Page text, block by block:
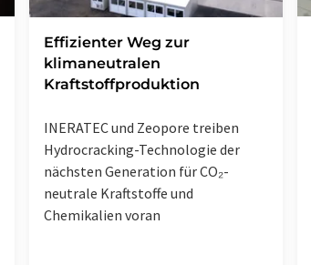
Effizienter Weg zur
klimaneutralen
Kraftstoffproduktion
INERATEC und Zeopore treiben
Hydrocracking-Technologie der
nächsten Generation für CO₂-
neutrale Kraftstoffe und
Chemikalien voran